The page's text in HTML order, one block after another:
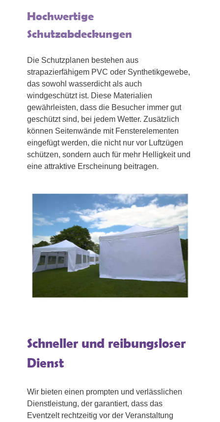
Hochwertige
Schutzabdeckungen
Die Schutzplanen bestehen aus
strapazierfähigem PVC oder Synthetikgewebe,
das sowohl wasserdicht als auch
windgeschützt ist. Diese Materialien
gewährleisten, dass die Besucher immer gut
geschützt sind, bei jedem Wetter. Zusätzlich
können Seitenwände mit Fensterelementen
eingefügt werden, die nicht nur vor Luftzügen
schützen, sondern auch für mehr Helligkeit und
eine attraktive Erscheinung beitragen.
Schneller und reibungsloser
Dienst
Wir bieten einen prompten und verlässlichen
Dienstleistung, der garantiert, dass das
Eventzelt rechtzeitig vor der Veranstaltung